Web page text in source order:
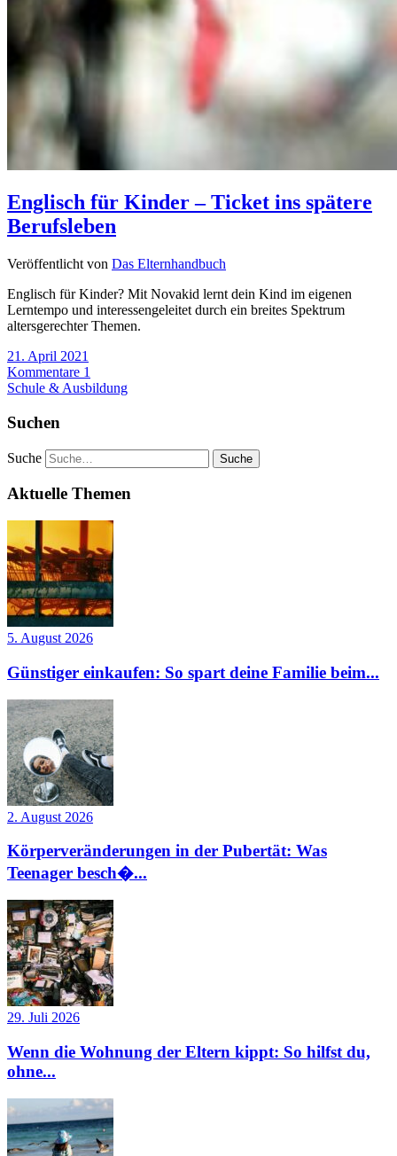
Englisch für Kinder – Ticket ins spätere
Berufsleben
Veröffentlicht von Das Elternhandbuch
Englisch für Kinder? Mit Novakid lernt dein Kind im eigenen
Lerntempo und interessengeleitet durch ein breites Spektrum
altersgerechter Themen.
21. April 2021
Kommentare 1
Schule & Ausbildung
Suchen
Suche
Aktuelle Themen
5. August 2026
Günstiger einkaufen: So spart deine Familie beim...
2. August 2026
Körperveränderungen in der Pubertät: Was
Teenager besch�...
29. Juli 2026
Wenn die Wohnung der Eltern kippt: So hilfst du,
ohne...